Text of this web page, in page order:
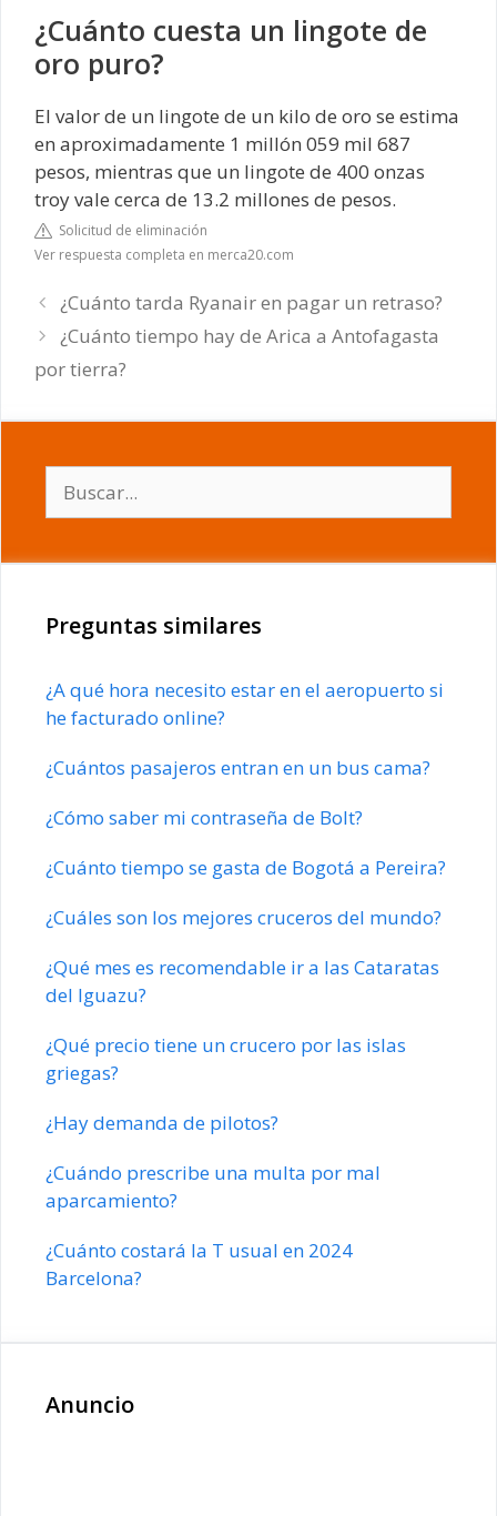
¿Cuánto cuesta un lingote de
oro puro?
El valor de un lingote de un kilo de oro se estima
en aproximadamente 1 millón 059 mil 687
pesos, mientras que un lingote de 400 onzas
troy vale cerca de 13.2 millones de pesos.
Solicitud de eliminación
Ver respuesta completa en merca20.com
¿Cuánto tarda Ryanair en pagar un retraso?
¿Cuánto tiempo hay de Arica a Antofagasta
por tierra?
Preguntas similares
¿A qué hora necesito estar en el aeropuerto si
he facturado online?
¿Cuántos pasajeros entran en un bus cama?
¿Cómo saber mi contraseña de Bolt?
¿Cuánto tiempo se gasta de Bogotá a Pereira?
¿Cuáles son los mejores cruceros del mundo?
¿Qué mes es recomendable ir a las Cataratas
del Iguazu?
¿Qué precio tiene un crucero por las islas
griegas?
¿Hay demanda de pilotos?
¿Cuándo prescribe una multa por mal
aparcamiento?
¿Cuánto costará la T usual en 2024
Barcelona?
Anuncio